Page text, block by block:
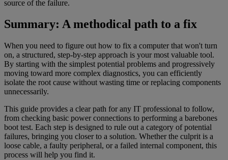
source of the failure.
Summary: A methodical path to a fix
When you need to figure out how to fix a computer that won't turn
on, a structured, step-by-step approach is your most valuable tool.
By starting with the simplest potential problems and progressively
moving toward more complex diagnostics, you can efficiently
isolate the root cause without wasting time or replacing components
unnecessarily.
This guide provides a clear path for any IT professional to follow,
from checking basic power connections to performing a barebones
boot test. Each step is designed to rule out a category of potential
failures, bringing you closer to a solution. Whether the culprit is a
loose cable, a faulty peripheral, or a failed internal component, this
process will help you find it.